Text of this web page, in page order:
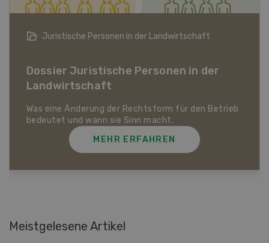
Bio-Artikel
Dossier Bio-Artikel
MEHR ERFAHREN
Meistgelesene Artikel